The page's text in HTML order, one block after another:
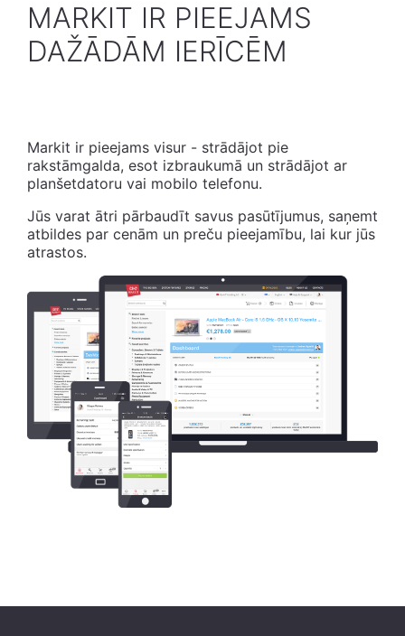
MARKIT IR PIEEJAMS
DAŽĀDĀM IERĪCĒM
Markit ir pieejams visur - strādājot pie
rakstāmgalda, esot izbraukumā un strādājot ar
planšetdatoru vai mobilo telefonu.
Jūs varat ātri pārbaudīt savus pasūtījumus, saņemt
atbildes par cenām un preču pieejamību, lai kur jūs
atrastos.